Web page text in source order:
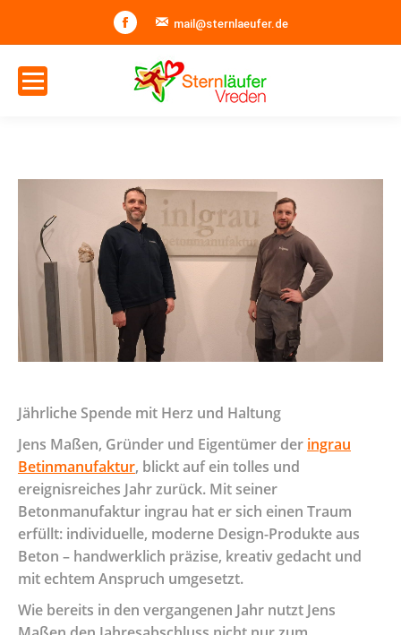
Facebookmail@sternlaeufer.de
Jährliche Spende mit Herz und Haltung
Jens Maßen, Gründer und Eigentümer der ingrau
Betinmanufaktur, blickt auf ein tolles und
ereignisreiches Jahr zurück. Mit seiner
Betonmanufaktur ingrau hat er sich einen Traum
erfüllt: individuelle, moderne Design-Produkte aus
Beton – handwerklich präzise, kreativ gedacht und
mit echtem Anspruch umgesetzt.
Wie bereits in den vergangenen Jahr nutzt Jens